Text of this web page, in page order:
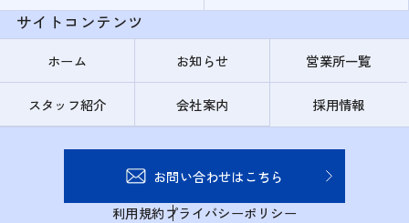
サイトコンテンツ
ホーム お知らせ 営業所一覧
スタッフ紹介 会社案内 採用情報
お問い合わせはこちら
利用規約プライバシーポリシー